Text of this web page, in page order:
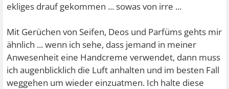
ekliges drauf gekommen ... sowas von irre ...
Mit Gerüchen von Seifen, Deos und Parfüms gehts mir
ähnlich ... wenn ich sehe, dass jemand in meiner
Anwesenheit eine Handcreme verwendet, dann muss
ich augenblicklich die Luft anhalten und im besten Fall
weggehen um wieder einzuatmen. Ich halte diese